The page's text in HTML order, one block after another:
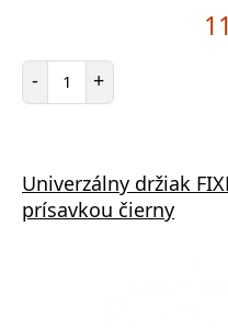
- Počet položiek
+
Univerzálny držiak
prísavkou čierny